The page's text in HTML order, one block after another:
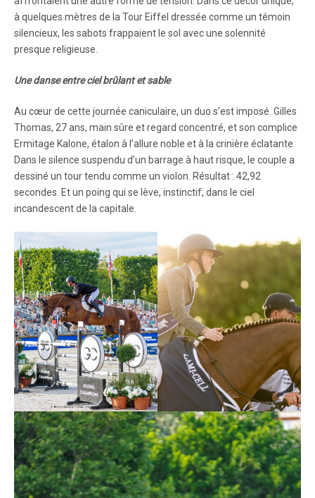
à quelques mètres de la Tour Eiffel dressée comme un témoin
silencieux, les sabots frappaient le sol avec une solennité
presque religieuse.
Une danse entre ciel brûlant et sable
Au cœur de cette journée caniculaire, un duo s’est imposé. Gilles
Thomas, 27 ans, main sûre et regard concentré, et son complice
Ermitage Kalone, étalon à l’allure noble et à la crinière éclatante.
Dans le silence suspendu d’un barrage à haut risque, le couple a
dessiné un tour tendu comme un violon. Résultat : 42,92
secondes. Et un poing qui se lève, instinctif, dans le ciel
incandescent de la capitale.